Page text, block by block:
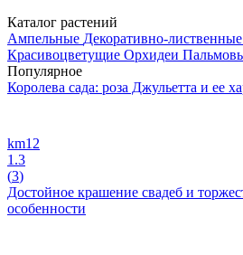
Каталог растений
Ампельные Декоративно-лиственные
Красивоцветущие Орхидеи
Популярное
Королева сада: роза Джульетта и ее
km12
1.3
(3)
Достойное крашение свадеб и
особенности